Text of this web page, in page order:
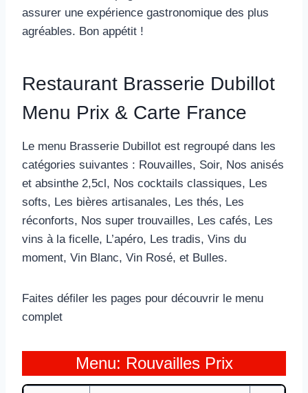
assurer une expérience gastronomique des plus
agréables. Bon appétit !
Restaurant Brasserie Dubillot
Menu Prix & Carte France
Le menu Brasserie Dubillot est regroupé dans les
catégories suivantes : Rouvailles, Soir, Nos anisés
et absinthe 2,5cl, Nos cocktails classiques, Les
softs, Les bières artisanales, Les thés, Les
réconforts, Nos super trouvailles, Les cafés, Les
vins à la ficelle, L’apéro, Les tradis, Vins du
moment, Vin Blanc, Vin Rosé, et Bulles.
Faites défiler les pages pour découvrir le menu
complet
Menu: Rouvailles Prix